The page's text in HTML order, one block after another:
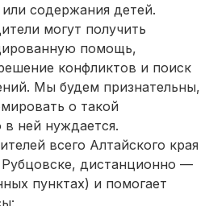
содержания детей.
могут получить
помощь,
конфликтов и поиск
Мы будем признательны,
о такой
ней нуждается.
всего Алтайского края
дистанционно —
пунктах) и помогает